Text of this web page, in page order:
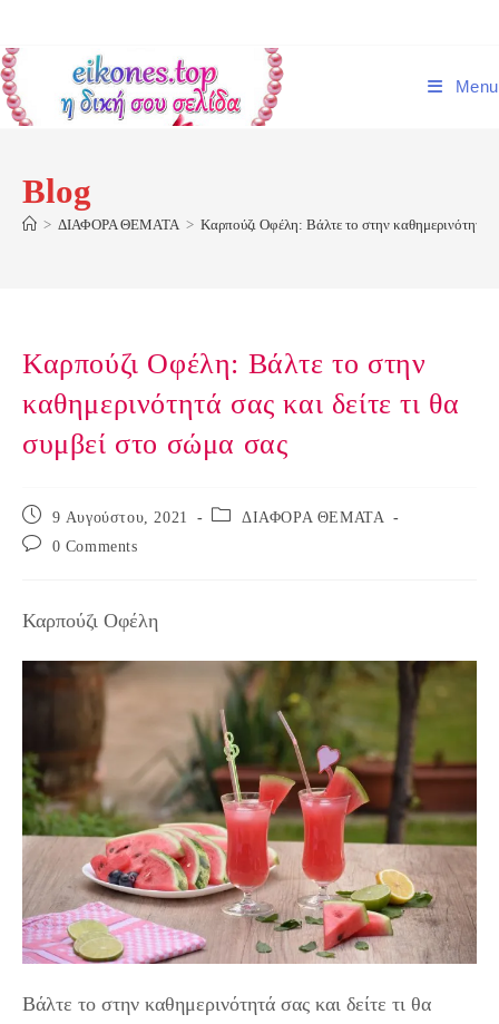
content
Menu
Blog
> ΔΙΑΦΟΡΑ ΘΕΜΑΤΑ > Καρπούζι Οφέλη: Βάλτε το στην καθημερινότητά
Καρπούζι Οφέλη: Βάλτε το στην
καθημερινότητά σας και δείτε τι θα
συμβεί στο σώμα σας
Post
published:
9 Αυγούστου, 2021
Post ΔΙΑΦΟΡΑ ΘΕΜΑΤΑ
Post
0 Comments
Καρπούζι Οφέλη
Βάλτε το στην καθημερινότητά σας και δείτε τι θα